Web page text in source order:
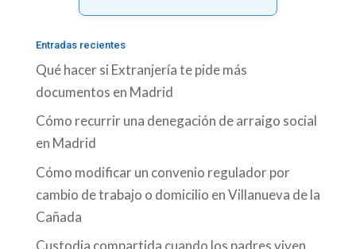
Entradas recientes
Qué hacer si Extranjería te pide más
documentos en Madrid
Cómo recurrir una denegación de arraigo social
en Madrid
Cómo modificar un convenio regulador por
cambio de trabajo o domicilio en Villanueva de la
Cañada
Custodia compartida cuando los padres viven